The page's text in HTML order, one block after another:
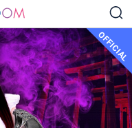
OFFICIAL